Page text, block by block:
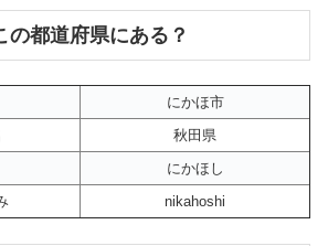
の都道府県にある？
にかほ市
秋田県
にかほし
nikahoshi